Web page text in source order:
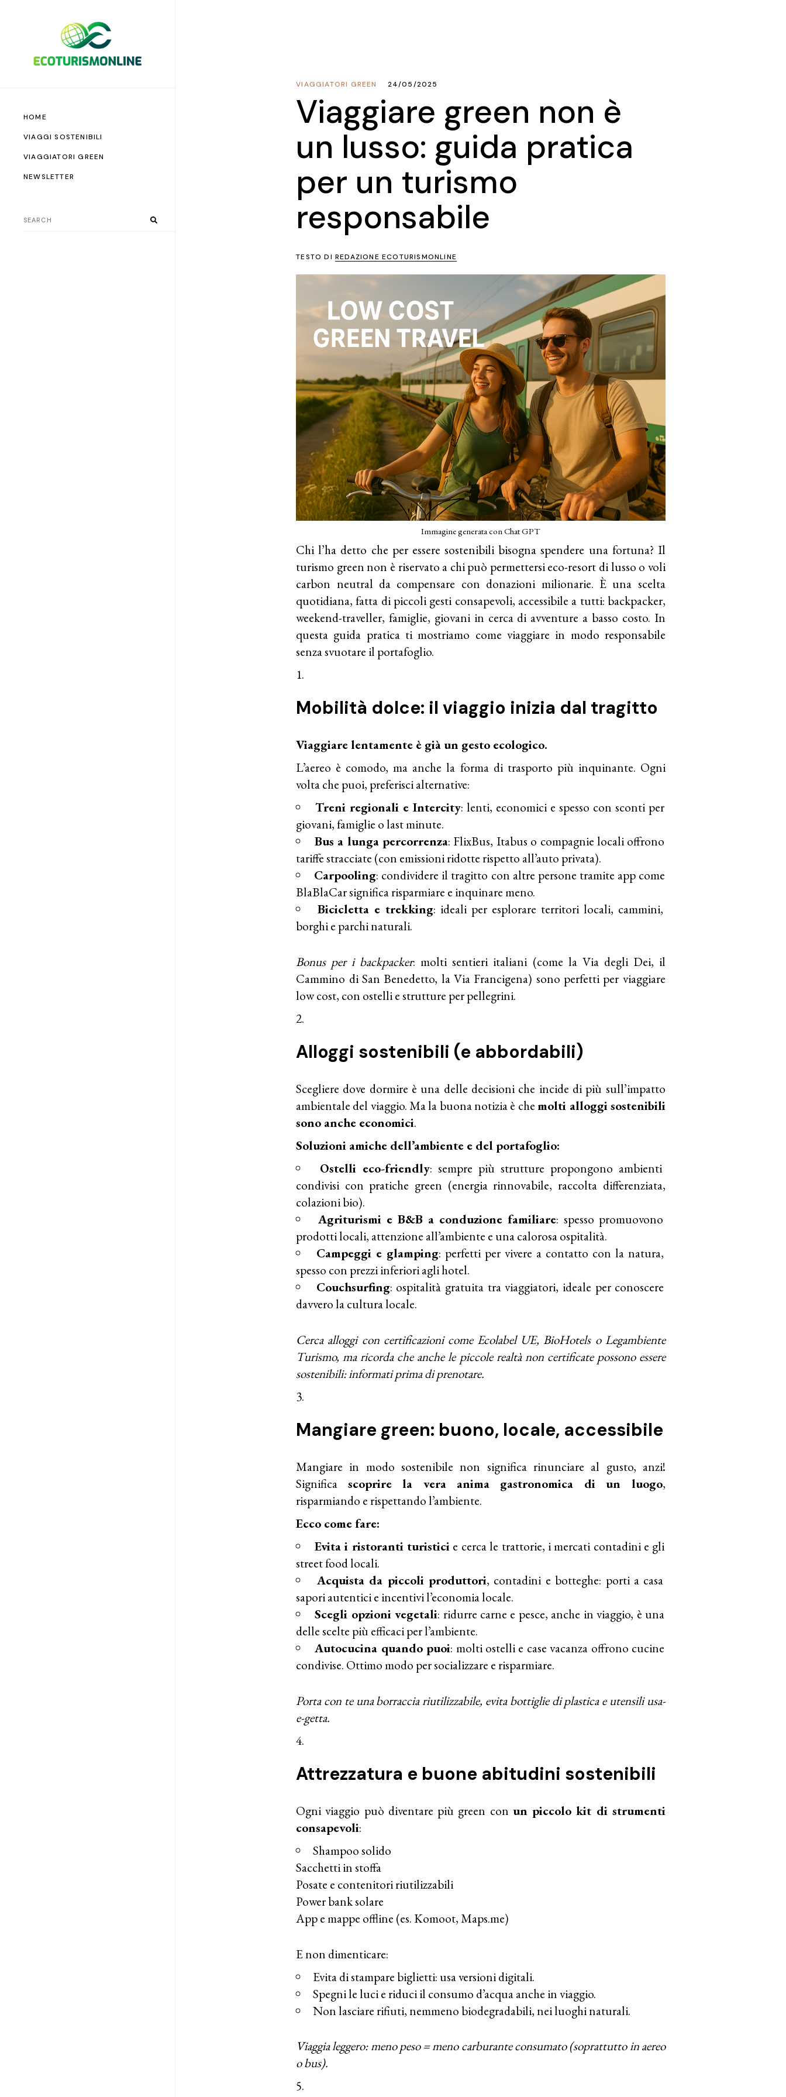
HOME
VIAGGI SOSTENIBILI
VIAGGIATORI GREEN
NEWSLETTER
VIAGGIATORI GREEN 24/05/2025
Viaggiare green non è
un lusso: guida pratica
per un turismo
responsabile
TESTO DI REDAZIONE ECOTURISMONLINE
Immagine generata con Chat GPT
Chi l’ha detto che per essere sostenibili bisogna spendere una fortuna? Il
turismo green non è riservato a chi può permettersi eco-resort di lusso o voli
carbon neutral da compensare con donazioni milionarie. È una scelta
quotidiana, fatta di piccoli gesti consapevoli, accessibile a tutti: backpacker,
weekend-traveller, famiglie, giovani in cerca di avventure a basso costo. In
questa guida pratica ti mostriamo come viaggiare in modo responsabile
senza svuotare il portafoglio.
Mobilità dolce: il viaggio inizia dal tragitto
Viaggiare lentamente è già un gesto ecologico.
L’aereo è comodo, ma anche la forma di trasporto più inquinante. Ogni
volta che puoi, preferisci alternative:
Treni regionali e Intercity: lenti, economici e spesso con sconti per
giovani, famiglie o last minute.
Bus a lunga percorrenza: FlixBus, Itabus o compagnie locali offrono
tariffe stracciate (con emissioni ridotte rispetto all’auto privata).
Carpooling: condividere il tragitto con altre persone tramite app come
BlaBlaCar significa risparmiare e inquinare meno.
Bicicletta e trekking: ideali per esplorare territori locali, cammini,
borghi e parchi naturali.
Bonus per i backpacker: molti sentieri italiani (come la Via degli Dei, il
Cammino di San Benedetto, la Via Francigena) sono perfetti per viaggiare
low cost, con ostelli e strutture per pellegrini.
Alloggi sostenibili (e abbordabili)
Scegliere dove dormire è una delle decisioni che incide di più sull’impatto
ambientale del viaggio. Ma la buona notizia è chemolti alloggi sostenibili
sono anche economici.
Soluzioni amiche dell’ambiente e del portafoglio:
Ostelli eco-friendly: sempre più strutture propongono ambienti
condivisi con pratiche green (energia rinnovabile, raccolta differenziata,
colazioni bio).
Agriturismi e B&B a conduzione familiare: spesso promuovono
prodotti locali, attenzione all’ambiente e una calorosa ospitalità.
Campeggi e glamping: perfetti per vivere a contatto con la natura,
spesso con prezzi inferiori agli hotel.
Couchsurfing: ospitalità gratuita tra viaggiatori, ideale per conoscere
davvero la cultura locale.
Cerca alloggi con certificazioni come Ecolabel UE, BioHotels o Legambiente
Turismo, ma ricorda che anche le piccole realtà non certificate possono essere
sostenibili: informati prima di prenotare.
Mangiare green: buono, locale, accessibile
Mangiare in modo sostenibile non significa rinunciare al gusto, anzi!
Significa scoprire la vera anima gastronomica di un luogo,
risparmiando e rispettando l’ambiente.
Ecco come fare:
Evita i ristoranti turistici e cerca le trattorie, i mercati contadini e gli
street food locali.
Acquista da piccoli produttori, contadini e botteghe: porti a casa
sapori autentici e incentivi l’economia locale.
Scegli opzioni vegetali: ridurre carne e pesce, anche in viaggio, è una
delle scelte più efficaci per l’ambiente.
Autocucina quando puoi: molti ostelli e case vacanza offrono cucine
condivise. Ottimo modo per socializzare e risparmiare.
Porta con te una borraccia riutilizzabile, evita bottiglie di plastica e utensili usa-
e-getta.
Attrezzatura e buone abitudini sostenibili
Ogni viaggio può diventare più green con un piccolo kit di strumenti
consapevoli:
Shampoo solido
Sacchetti in stoffa
Posate e contenitori riutilizzabili
Power bank solare
App e mappe offline (es. Komoot, Maps.me)
E non dimenticare:
Evita di stampare biglietti: usa versioni digitali.
Spegni le luci e riduci il consumo d’acqua anche in viaggio.
Non lasciare rifiuti, nemmeno biodegradabili, nei luoghi naturali.
Viaggia leggero: meno peso = meno carburante consumato (soprattutto in aereo
o bus).